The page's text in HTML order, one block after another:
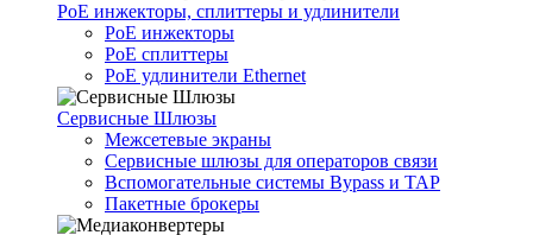
PoE инжекторы, сплиттеры и удлинители
PoE инжекторы
PoE сплиттеры
PoE удлинители Ethernet
Сервисные Шлюзы
Межсетевые экраны
Сервисные шлюзы для операторов связи
Вспомогательные системы Bypass и TAP
Пакетные брокеры